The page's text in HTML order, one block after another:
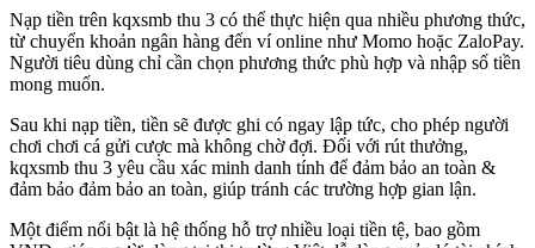
Nạp tiền trên kqxsmb thu 3 có thể thực hiện qua nhiều phương thức,
từ chuyển khoản ngân hàng đến ví online như Momo hoặc ZaloPay.
Người tiêu dùng chỉ cần chọn phương thức phù hợp và nhập số tiền
mong muốn.
Sau khi nạp tiền, tiền sẽ được ghi có ngay lập tức, cho phép người
chơi chơi cá gửi cược mà không chờ đợi. Đối với rút thưởng,
kqxsmb thu 3 yêu cầu xác minh danh tính để đảm bảo an toàn &
đảm bảo đảm bảo an toàn, giúp tránh các trường hợp gian lận.
Một điểm nổi bật là hệ thống hỗ trợ nhiều loại tiền tệ, bao gồm